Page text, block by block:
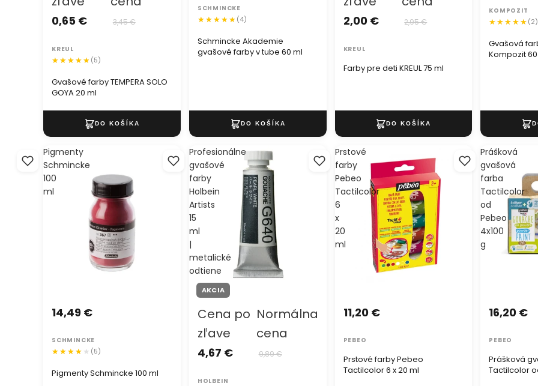
Gvašové farby TEMPERA SOLO
GOYA 20 ml
0,65 € 3,45 €
KREUL
(5)
Schmincke Akademie
gvašové farby v tube 60 ml
SCHMINCKE
(4)
Farby pre deti KREUL 75 ml
2,00 € 2,95 €
KREUL
Gvašová
Kompozit
KOMPOZIT
(2)
Pigmenty
Schmincke
100
ml
Pigmenty Schmincke 100 ml
14,49 €
SCHMINCKE
(5)
Profesionálne
gvašové
farby
Holbein
Artists
15
ml
|
metalické
odtiene
AKCIA
Cena po
zľave
4,67 €
Normálna
cena
9,89 €
HOLBEIN
Prstové
farby
Pebeo
Tactilcolor
6
x
20
ml
Prstové farby Pebeo
Tactilcolor 6 x 20 ml
11,20 €
PEBEO
Prášková
gvašová
farba
Tactilcolor
od
Pebeo
4x100
g
Prášková
Tactilcolor
16,20 €
PEBEO